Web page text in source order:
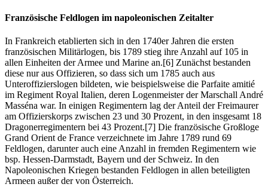
Französische Feldlogen im napoleonischen Zeitalter
In Frankreich etablierten sich in den 1740er Jahren die ersten
französischen Militärlogen, bis 1789 stieg ihre Anzahl auf 105 in
allen Einheiten der Armee und Marine an.[6] Zunächst bestanden
diese nur aus Offizieren, so dass sich um 1785 auch aus
Unteroffizierslogen bildeten, wie beispielsweise die Parfaite amitié
im Regiment Royal Italien, deren Logenmeister der Marschall André
Masséna war. In einigen Regimentern lag der Anteil der Freimaurer
am Offizierskorps zwischen 23 und 30 Prozent, in den insgesamt 18
Dragonerregimentern bei 43 Prozent.[7] Die französische Großloge
Grand Orient de France verzeichnete im Jahre 1789 rund 69
Feldlogen, darunter auch eine Anzahl in fremden Regimentern wie
bsp. Hessen-Darmstadt, Bayern und der Schweiz. In den
Napoleonischen Kriegen bestanden Feldlogen in allen beteiligten
Armeen außer der von Österreich.